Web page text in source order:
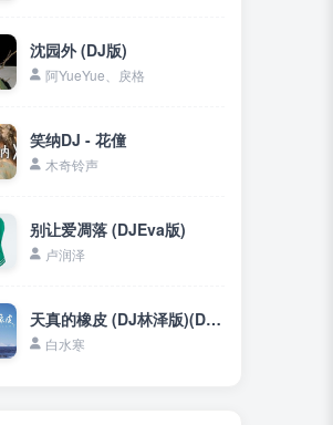
沈园外 (DJ版)
阿YueYue、戾格
笑纳DJ - 花僮
木奇铃声
别让爱凋落 (DJEva版)
卢润泽
天真的橡皮 (DJ林泽版)(DJ林泽)
白水寒